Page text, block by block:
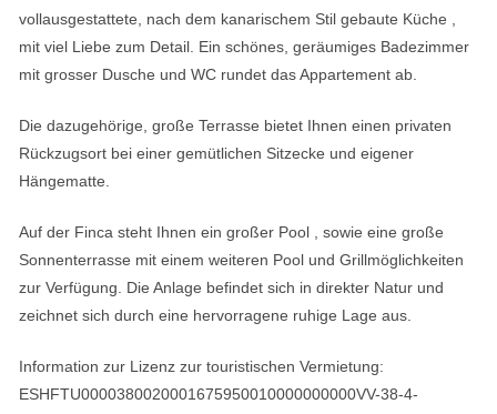
vollausgestattete, nach dem kanarischem Stil gebaute Küche ,
mit viel Liebe zum Detail. Ein schönes, geräumiges Badezimmer
mit grosser Dusche und WC rundet das Appartement ab.
Die dazugehörige, große Terrasse bietet Ihnen einen privaten
Rückzugsort bei einer gemütlichen Sitzecke und eigener
Hängematte.
Auf der Finca steht Ihnen ein großer Pool , sowie eine große
Sonnenterrasse mit einem weiteren Pool und Grillmöglichkeiten
zur Verfügung. Die Anlage befindet sich in direkter Natur und
zeichnet sich durch eine hervorragene ruhige Lage aus.
Information zur Lizenz zur touristischen Vermietung:
ESHFTU0000380020001675950010000000000VV-38-4-